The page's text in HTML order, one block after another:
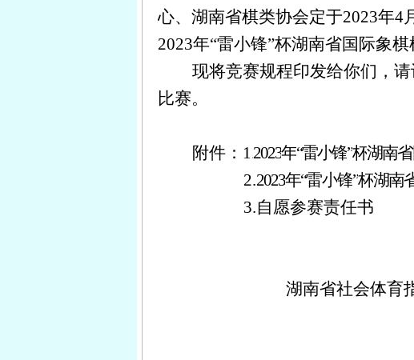
心、 湖南省棋类协会定于2023年4
2023年“雷小锋”杯湖南省国际象棋
现将竞赛规程印发给你们，
比赛。
附件：1.2023年“雷小锋”杯湖南
2.2023年“雷小锋”杯湖南
3.自愿参赛责任书
湖南省社会体育